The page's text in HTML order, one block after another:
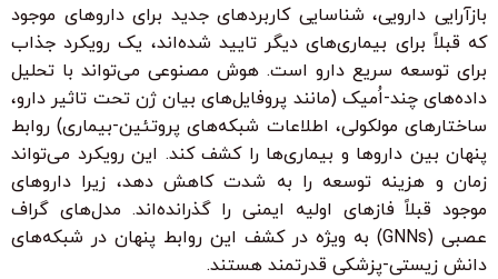
بازآرایی دارویی، شناسایی کاربردهای جدید برای داروهای موجود
که قبلاً برای بیماری‌های دیگر تایید شده‌اند، یک رویکرد جذاب
برای توسعه سریع دارو است. هوش مصنوعی می‌تواند با تحلیل
داده‌های چند-اُمیک (مانند پروفایل‌های بیان ژن تحت تاثیر دارو،
ساختارهای مولکولی، اطلاعات شبکه‌های پروتئین-بیماری) روابط
پنهان بین داروها و بیماری‌ها را کشف کند. این رویکرد می‌تواند
زمان و هزینه توسعه را به شدت کاهش دهد، زیرا داروهای
موجود قبلاً فازهای اولیه ایمنی را گذرانده‌اند. مدل‌های گراف
عصبی (GNNs) به ویژه در کشف این روابط پنهان در شبکه‌های
دانش زیستی-پزشکی قدرتمند هستند.